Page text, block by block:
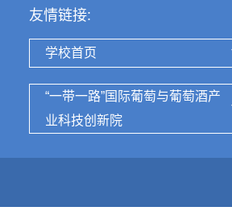
友情链接:
学校首页
“一带一路”国际葡萄与葡萄酒产
业科技创新院